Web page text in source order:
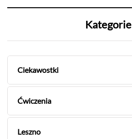
Kategorie
Ciekawostki
Ćwiczenia
Leszno